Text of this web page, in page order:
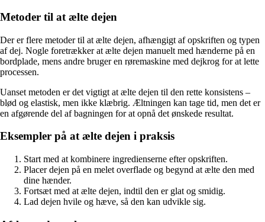
Metoder til at ælte dejen
Der er flere metoder til at ælte dejen, afhængigt af opskriften og typen
af dej. Nogle foretrækker at ælte dejen manuelt med hænderne på en
bordplade, mens andre bruger en røremaskine med dejkrog for at lette
processen.
Uanset metoden er det vigtigt at ælte dejen til den rette konsistens –
blød og elastisk, men ikke klæbrig. Æltningen kan tage tid, men det er
en afgørende del af bagningen for at opnå det ønskede resultat.
Eksempler på at ælte dejen i praksis
Start med at kombinere ingredienserne efter opskriften.
Placer dejen på en melet overflade og begynd at ælte den med
dine hænder.
Fortsæt med at ælte dejen, indtil den er glat og smidig.
Lad dejen hvile og hæve, så den kan udvikle sig.